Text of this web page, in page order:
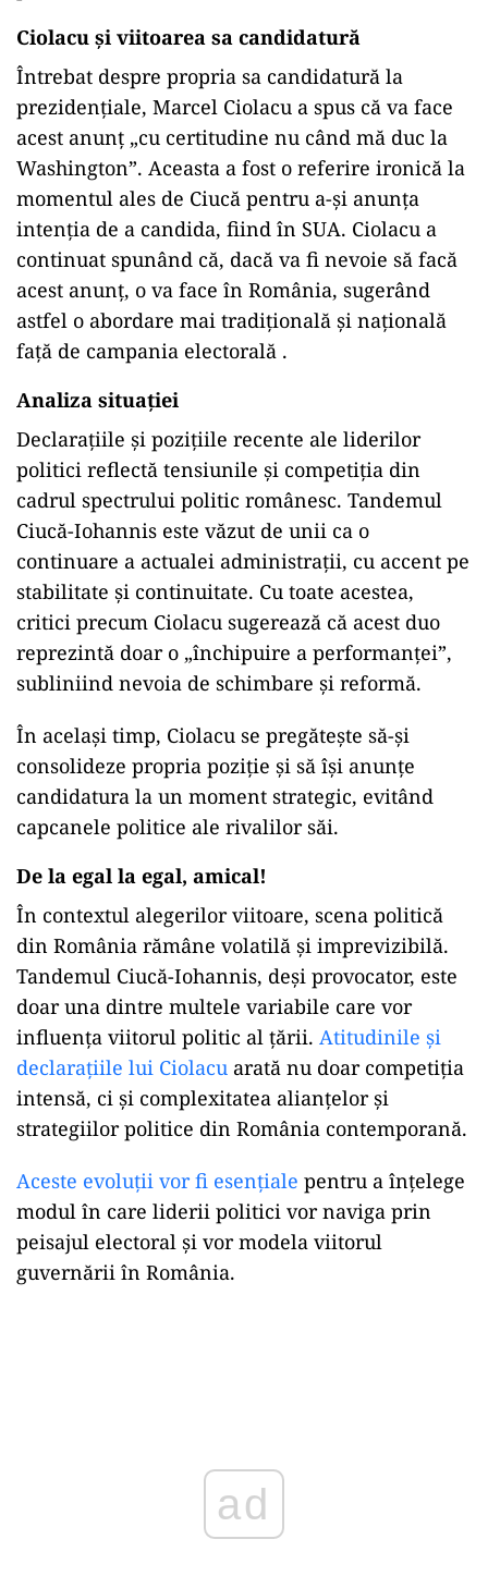
Ciolacu și viitoarea sa candidatură
Întrebat despre propria sa candidatură la
prezidențiale, Marcel Ciolacu a spus că va face
acest anunț „cu certitudine nu când mă duc la
Washington”. Aceasta a fost o referire ironică la
momentul ales de Ciucă pentru a-și anunța
intenția de a candida, fiind în SUA. Ciolacu a
continuat spunând că, dacă va fi nevoie să facă
acest anunț, o va face în România, sugerând
astfel o abordare mai tradițională și națională
față de campania electorală .
Analiza situației
Declarațiile și pozițiile recente ale liderilor
politici reflectă tensiunile și competiția din
cadrul spectrului politic românesc. Tandemul
Ciucă-Iohannis este văzut de unii ca o
continuare a actualei administrații, cu accent pe
stabilitate și continuitate. Cu toate acestea,
critici precum Ciolacu sugerează că acest duo
reprezintă doar o „închipuire a performanței”,
subliniind nevoia de schimbare și reformă.
În același timp, Ciolacu se pregătește să-și
consolideze propria poziție și să își anunțe
candidatura la un moment strategic, evitând
capcanele politice ale rivalilor săi.
De la egal la egal, amical!
În contextul alegerilor viitoare, scena politică
din România rămâne volatilă și imprevizibilă.
Tandemul Ciucă-Iohannis, deși provocator, este
doar una dintre multele variabile care vor
influența viitorul politic al țării. Atitudinile și
declarațiile lui Ciolacu arată nu doar competiția
intensă, ci și complexitatea alianțelor și
strategiilor politice din România contemporană.
Aceste evoluții vor fi esențiale pentru a înțelege
modul în care liderii politici vor naviga prin
peisajul electoral și vor modela viitorul
guvernării în România.
ad